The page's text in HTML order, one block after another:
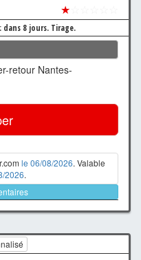
★
dans 8 jours. Tirage.
retour Nantes-
le 06/08/2026. Valable
2026.